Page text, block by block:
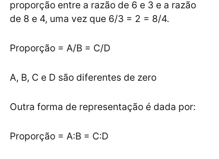
proporção entre a razão de 6 e 3 e a razão
de 8 e 4, uma vez que 6/3 = 2 = 8/4.
Proporção = A/B = C/D
A, B, C e D são diferentes de zero
Outra forma de representação é dada por:
Proporção = A:B = C:D